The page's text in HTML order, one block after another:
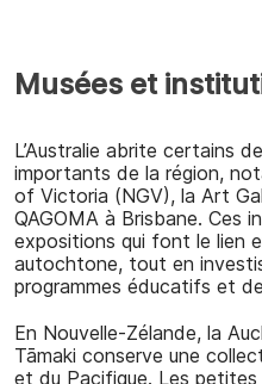
Musées et
L’Australie abrite certains
importants de la région,
of Victoria (NGV), la Art
QAGOMA à Brisbane. Ces
expositions qui font le lien
autochtone, tout en
programmes éducatifs et
En Nouvelle-Zélande, la
Tāmaki conserve une
et du Pacifique. Les petites